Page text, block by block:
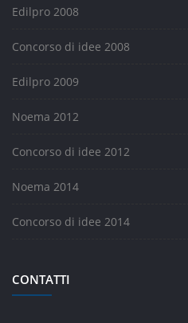
Edilpro 2008
Concorso di idee 2008
Edilpro 2009
Noema 2012
Concorso di idee 2012
Noema 2014
Concorso di idee 2014
CONTATTI